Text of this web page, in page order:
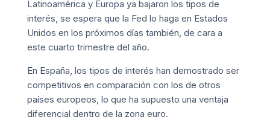
Latinoamérica y Europa ya bajaron los tipos de
interés, se espera que la Fed lo haga en Estados
Unidos en los próximos días también, de cara a
este cuarto trimestre del año.
En España, los tipos de interés han demostrado ser
competitivos en comparación con los de otros
países europeos, lo que ha supuesto una ventaja
diferencial dentro de la zona euro.